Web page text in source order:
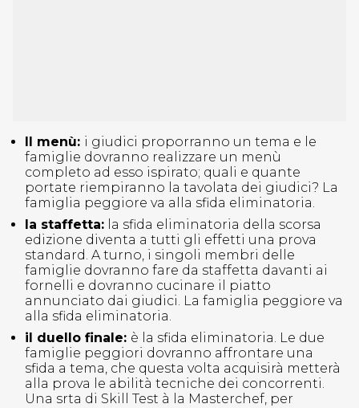
Il menù: i giudici proporranno un tema e le
famiglie dovranno realizzare un menù
completo ad esso ispirato; quali e quante
portate riempiranno la tavolata dei giudici? La
famiglia peggiore va alla sfida eliminatoria.
la staffetta: la sfida eliminatoria della scorsa
edizione diventa a tutti gli effetti una prova
standard. A turno, i singoli membri delle
famiglie dovranno fare da staffetta davanti ai
fornelli e dovranno cucinare il piatto
annunciato dai giudici. La famiglia peggiore va
alla sfida eliminatoria.
il duello finale: è la sfida eliminatoria. Le due
famiglie peggiori dovranno affrontare una
sfida a tema, che questa volta acquisirà metterà
alla prova le abilità tecniche dei concorrenti.
Una srta di Skill Test à la Masterchef, per